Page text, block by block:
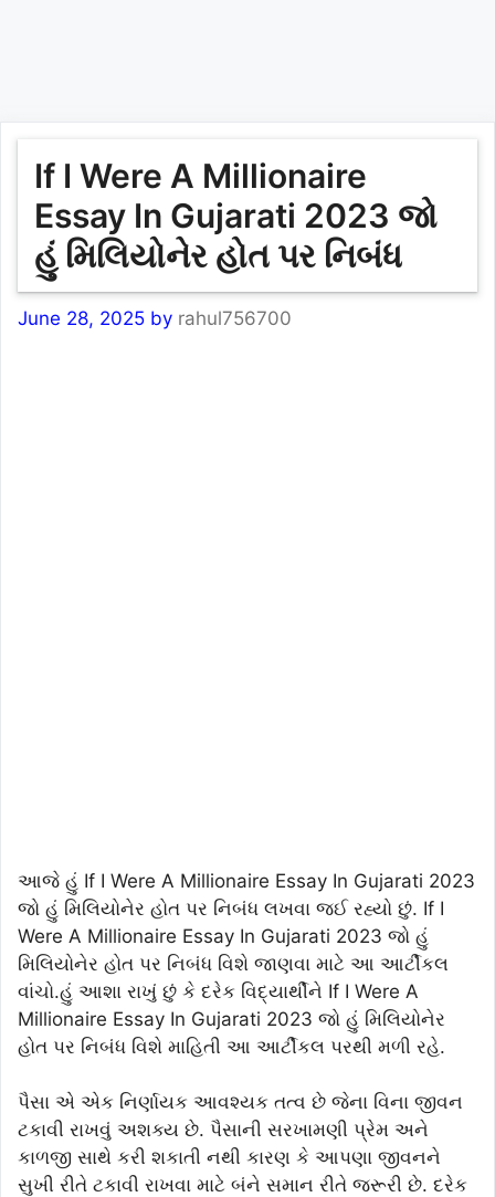
If I Were A Millionaire
Essay In Gujarati 2023 જો
હું મિલિયોનેર હોત પર નિબંધ
June 28, 2025 by rahul756700
આજે હું If I Were A Millionaire Essay In Gujarati 2023
જો હું મિલિયોનેર હોત પર નિબંધ લખવા જઈ રહ્યો છું. If I
Were A Millionaire Essay In Gujarati 2023 જો હું
મિલિયોનેર હોત પર નિબંધ વિશે જાણવા માટે આ આર્ટીકલ
વાંચો.હું આશા રાખું છું કે દરેક વિદ્યાર્થીને If I Were A
Millionaire Essay In Gujarati 2023 જો હું મિલિયોનેર
હોત પર નિબંધ વિશે માહિતી આ આર્ટીકલ પરથી મળી રહે.
પૈસા એ એક નિર્ણાયક આવશ્યક તત્વ છે જેના વિના જીવન
ટકાવી રાખવું અશક્ય છે. પૈસાની સરખામણી પ્રેમ અને
કાળજી સાથે કરી શકાતી નથી કારણ કે આપણા જીવનને
સુખી રીતે ટકાવી રાખવા માટે બંને સમાન રીતે જરૂરી છે. દરેક